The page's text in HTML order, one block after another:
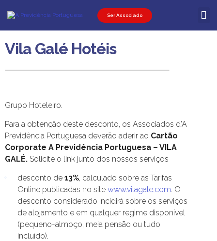
Ser Associado
Vila Galé Hotéis
Grupo Hoteleiro.
Para a obtenção deste desconto, os Associados d’A
Previdência Portuguesa deverão aderir ao Cartão
Corporate A Previdência Portuguesa – VILA
GALÉ. Solicite o link junto dos nossos serviços
desconto de 13%, calculado sobre as Tarifas
Online publicadas no site www.vilagale.com. O
desconto considerado incidirá sobre os serviços
de alojamento e em qualquer regime disponível
(pequeno-almoço, meia pensão ou tudo
incluído).